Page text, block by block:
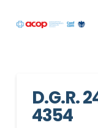
D.G.R.
4354